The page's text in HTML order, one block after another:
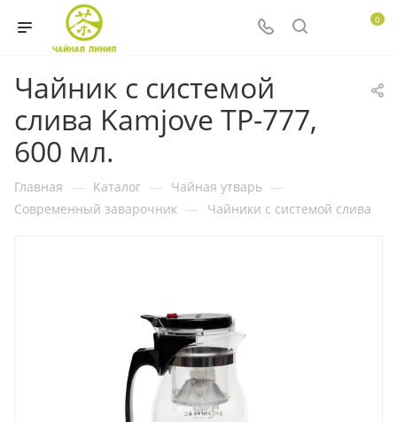
0
Чайник с системой
слива Kamjove TP-777,
600 мл.
Главная — Каталог — Чайная утварь —
Современный заварочник — Чайники с системой слива